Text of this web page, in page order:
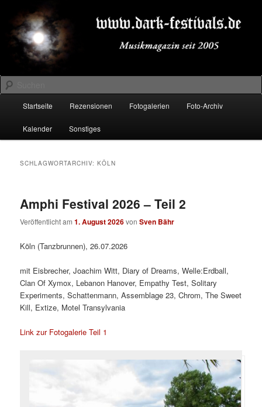
primären
Inhalt
springen
sekundären
Inhalt
springenDARK-FESTIVALS.DE
Suchen
Startseite Rezensionen Fotogalerien Foto-Archiv
Kalender Sonstiges
SCHLAGWORTARCHIV:KÖLN
Amphi Festival 2026 – Teil 2
Veröffentlicht am1. August 2026vonSven Bähr
Köln (Tanzbrunnen), 26.07.2026
mit Eisbrecher, Joachim Witt, Diary of Dreams, Welle:Erdball,
Clan Of Xymox, Lebanon Hanover, Empathy Test, Solitary
Experiments, Schattenmann, Assemblage 23, Chrom, The Sweet
Kill, Extize, Motel Transylvania
Link zur Fotogalerie Teil 1